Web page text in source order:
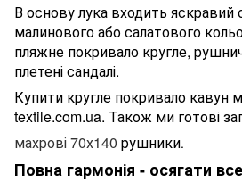
В основу лука входить яскравий
малинового або салатового
пляжне покривало кругле,
плетені сандалі.
Купити кругле покривало кавун
textile.com.ua. Також ми готові
махрові 70х140 рушники.
Повна гармонія - осягати